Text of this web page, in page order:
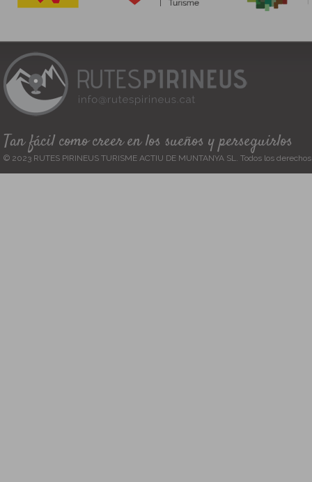
Tan fácil como creer en los sueños y perseguirlos
© 2023 RUTES PIRINEUS TURISME ACTIU DE MUNTANYA SL. Todos los